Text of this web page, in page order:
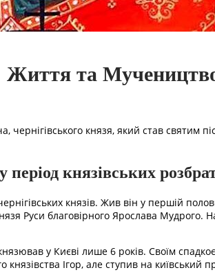
Життя та
князя, який став святим
період князівських
князів. Жив він у першій
Руси благовірного Ярослава Мудрого.
у Києві лише 6 років. Своїм
Ігор, але ступив на київський